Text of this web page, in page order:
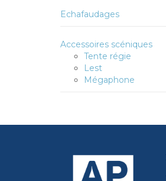
Echafaudages
Accessoires scéniques
Tente régie
Lest
Mégaphone